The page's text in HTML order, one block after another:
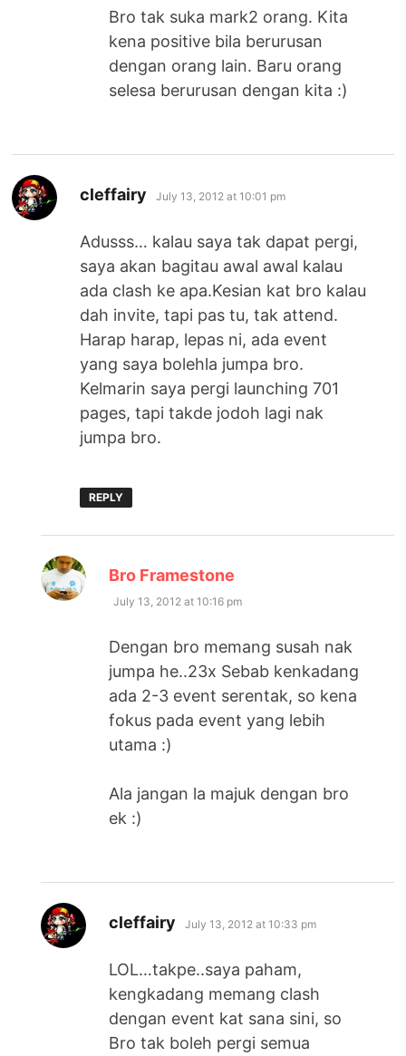
Bro tak suka mark2 orang. Kita
kena positive bila berurusan
dengan orang lain. Baru orang
selesa berurusan dengan kita :)
cleffairy says:
July 13, 2012 at 10:01 pm
Adusss… kalau saya tak dapat pergi,
saya akan bagitau awal awal kalau
ada clash ke apa.Kesian kat bro kalau
dah invite, tapi pas tu, tak attend.
Harap harap, lepas ni, ada event
yang saya bolehla jumpa bro.
Kelmarin saya pergi launching 701
pages, tapi takde jodoh lagi nak
jumpa bro.
REPLY
Bro Framestone
July 13, 2012 at 10:16 pm
Dengan bro memang susah nak
jumpa he..23x Sebab kenkadang
ada 2-3 event serentak, so kena
fokus pada event yang lebih
utama :)
Ala jangan la majuk dengan bro
ek :)
cleffairy says:
July 13, 2012 at 10:33 pm
LOL…takpe..saya paham,
kengkadang memang clash
dengan event kat sana sini, so
Bro tak boleh pergi semua